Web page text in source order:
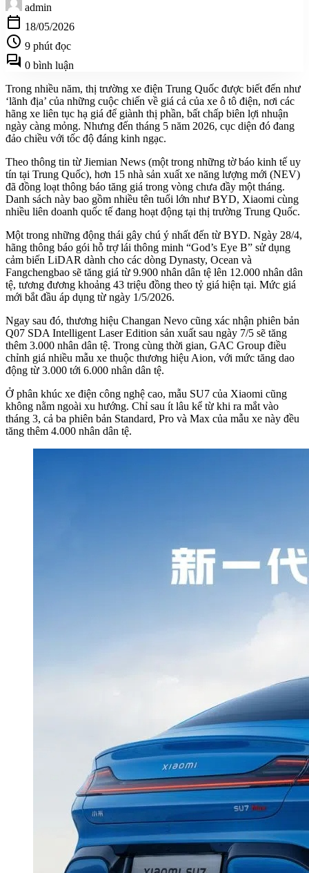
admin
calendar_today 18/05/2026
schedule 9 phút đọc
forum 0 bình luận
Trong nhiều năm, thị trường xe điện Trung Quốc được biết đến như
‘lãnh địa’ của những cuộc chiến về giá cả của xe ô tô điện, nơi các
hãng xe liên tục hạ giá để giành thị phần, bất chấp biên lợi nhuận
ngày càng mỏng. Nhưng đến tháng 5 năm 2026, cục diện đó đang
đảo chiều với tốc độ đáng kinh ngạc.
Theo thông tin từ Jiemian News (một trong những tờ báo kinh tế uy
tín tại Trung Quốc), hơn 15 nhà sản xuất xe năng lượng mới (NEV)
đã đồng loạt thông báo tăng giá trong vòng chưa đầy một tháng.
Danh sách này bao gồm nhiều tên tuổi lớn như BYD, Xiaomi cùng
nhiều liên doanh quốc tế đang hoạt động tại thị trường Trung Quốc.
Một trong những động thái gây chú ý nhất đến từ BYD. Ngày 28/4,
hãng thông báo gói hỗ trợ lái thông minh “God’s Eye B” sử dụng
cảm biến LiDAR dành cho các dòng Dynasty, Ocean và
Fangchengbao sẽ tăng giá từ 9.900 nhân dân tệ lên 12.000 nhân dân
tệ, tương đương khoảng 43 triệu đồng theo tỷ giá hiện tại. Mức giá
mới bắt đầu áp dụng từ ngày 1/5/2026.
Ngay sau đó, thương hiệu Changan Nevo cũng xác nhận phiên bản
Q07 SDA Intelligent Laser Edition sản xuất sau ngày 7/5 sẽ tăng
thêm 3.000 nhân dân tệ. Trong cùng thời gian, GAC Group điều
chỉnh giá nhiều mẫu xe thuộc thương hiệu Aion, với mức tăng dao
động từ 3.000 tới 6.000 nhân dân tệ.
Ở phân khúc xe điện công nghệ cao, mẫu SU7 của Xiaomi cũng
không nằm ngoài xu hướng. Chỉ sau ít lâu kể từ khi ra mắt vào
tháng 3, cả ba phiên bản Standard, Pro và Max của mẫu xe này đều
tăng thêm 4.000 nhân dân tệ.